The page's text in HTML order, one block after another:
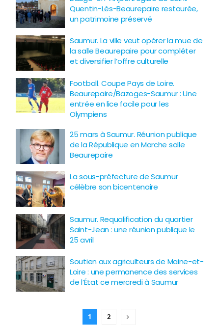
Quentin-Lès-Beaurepaire restaurée,
un patrimoine préservé
Saumur. La ville veut opérer la mue de
la salle Beaurepaire pour compléter
et diversifier l’offre culturelle
Football. Coupe Pays de Loire.
Beaurepaire/Bazoges-Saumur : Une
entrée en lice facile pour les
Olympiens
25 mars à Saumur. Réunion publique
de la République en Marche salle
Beaurepaire
La sous-préfecture de Saumur
célèbre son bicentenaire
Saumur. Requalification du quartier
Saint-Jean : une réunion publique le
25 avril
Soutien aux agriculteurs de Maine-et-
Loire : une permanence des services
de l’État ce mercredi à Saumur
1 2